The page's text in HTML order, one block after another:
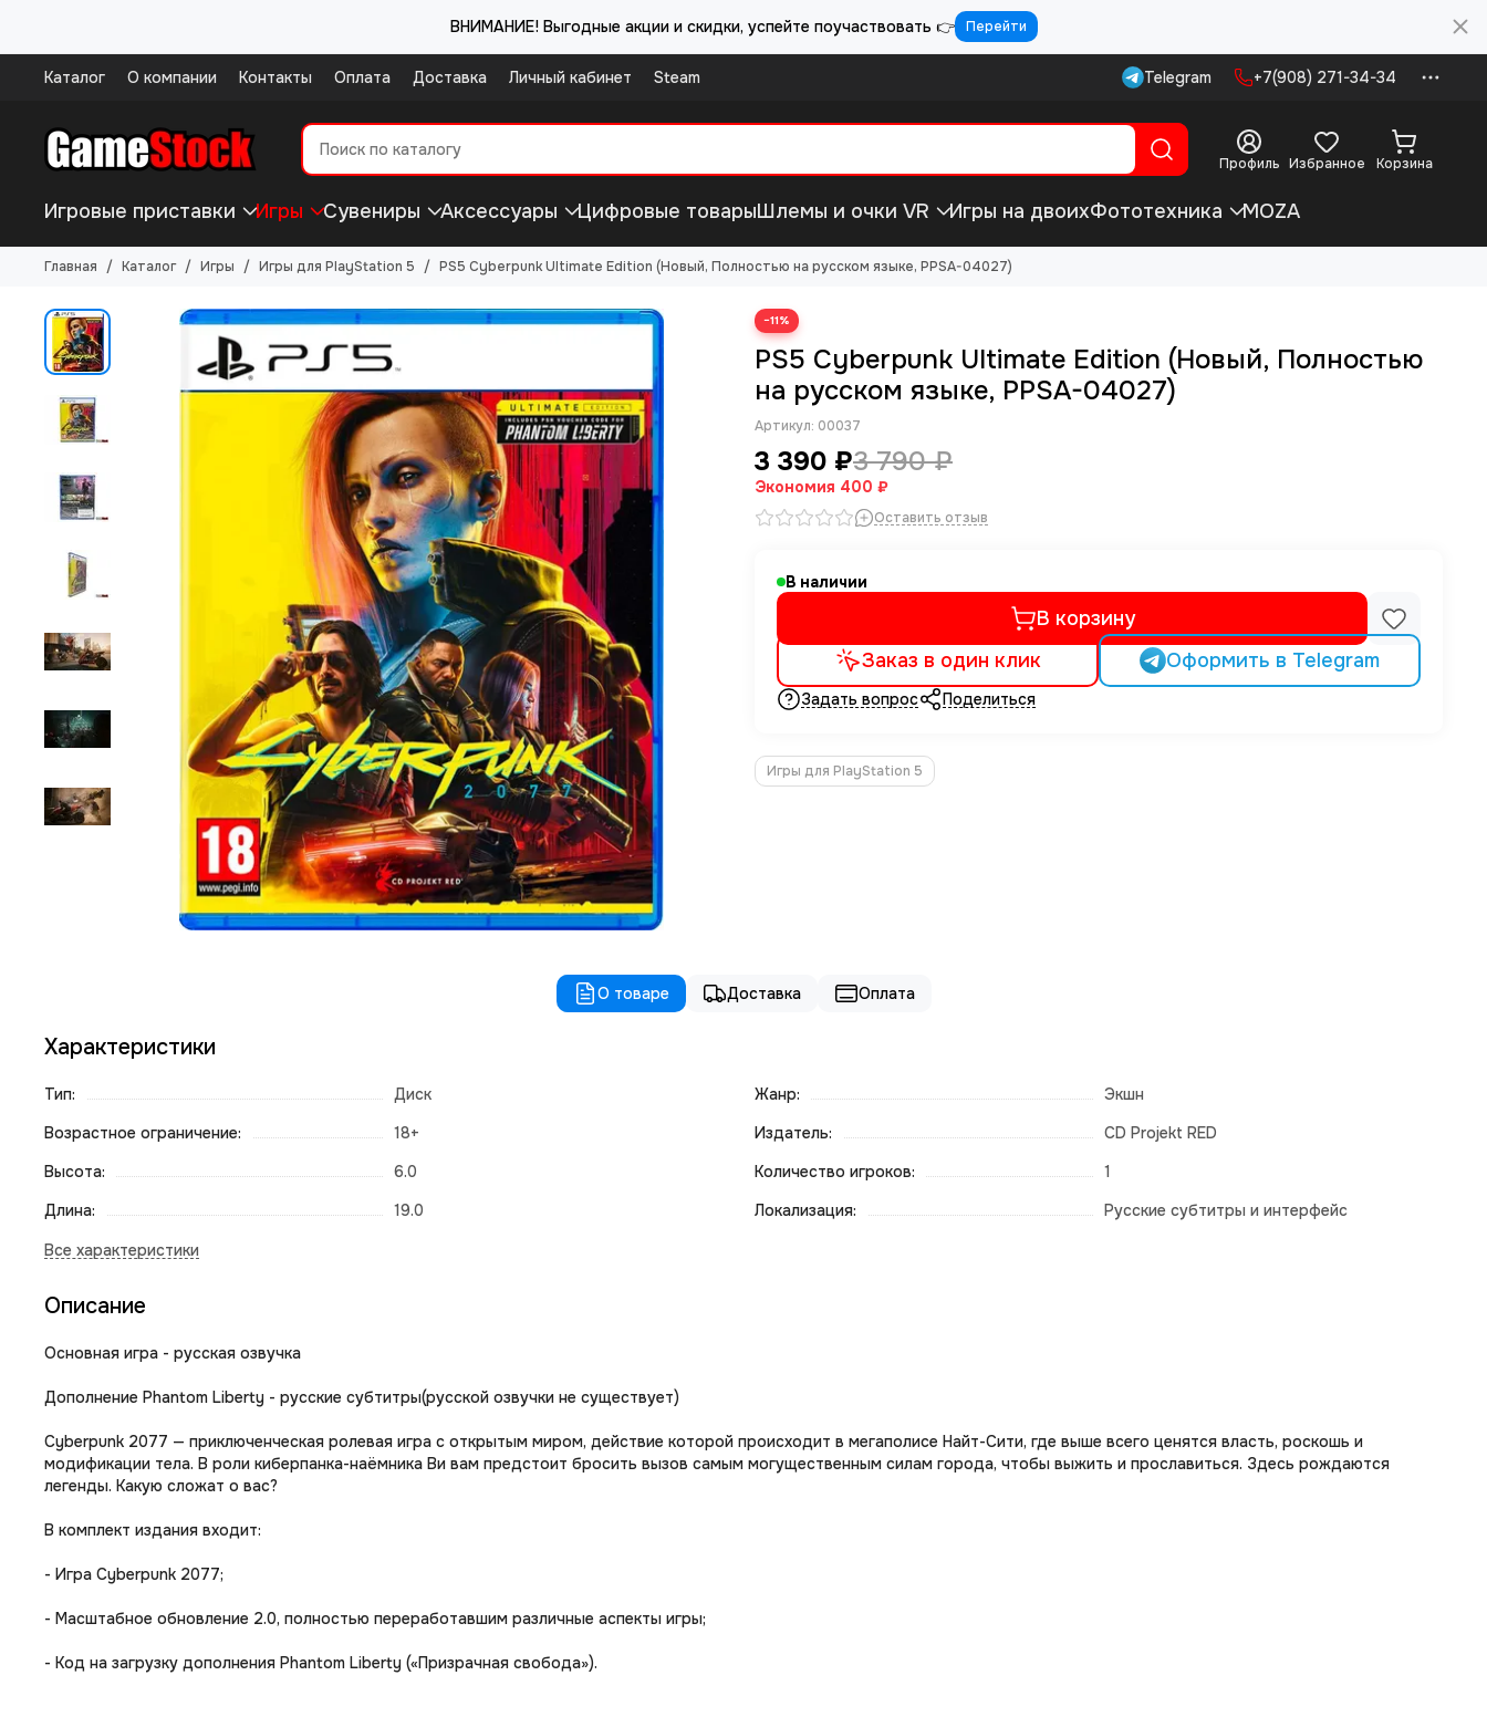
ВНИМАНИЕ! Выгодные акции и скидки, успейте поучаствовать 👉 Перейти
Каталог О компании Контакты Оплата Доставка Личный кабинет Steam Telegram +7(908) 271-34-34
Профиль Избранное Корзина
Игровые приставки Игры Сувениры Аксессуары Цифровые товарыШлемы и очки VR Игры на двоихФототехника MOZA
Главная Каталог Игры Игры для PlayStation 5 PS5 Cyberpunk Ultimate Edition (Новый, Полностью на русском языке, PPSA-04027)
−11%
PS5 Cyberpunk Ultimate Edition (Новый, Полностью
на русском языке, PPSA-04027)
Артикул: 00037
3 390 ₽3 790 ₽
Экономия 400 ₽
Оставить отзыв
В наличии
В корзину
Заказ в один клик
Оформить в Telegram
Задать вопрос Поделиться
Игры для PlayStation 5
О товаре Доставка Оплата
Характеристики
Тип:
Диск
Возрастное ограничение:
18+
Высота:
6.0
Длина:
19.0
Жанр:
Экшн
Издатель:
CD Projekt RED
Количество игроков:
1
Локализация:
Русские субтитры и интерфейс
Описание
Основная игра - русская озвучка
Дополнение Phantom Liberty - русские субтитры(русской озвучки не существует)
Cyberpunk 2077 — приключенческая ролевая игра с открытым миром, действие которой происходит в мегаполисе Найт-Сити, где выше всего ценятся власть, роскошь и
модификации тела. В роли киберпанка-наёмника Ви вам предстоит бросить вызов самым могущественным силам города, чтобы выжить и прославиться. Здесь рождаются
легенды. Какую сложат о вас?
В комплект издания входит:
- Игра Cyberpunk 2077;
- Масштабное обновление 2.0, полностью переработавшим различные аспекты игры;
- Код на загрузку дополнения Phantom Liberty («Призрачная свобода»).